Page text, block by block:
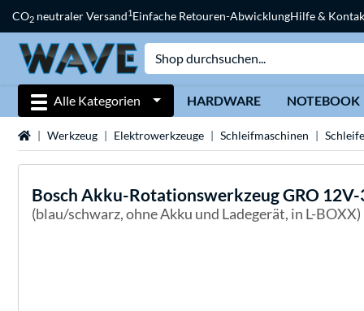
CO2 neutraler Versand1Einfache Retouren-AbwicklungHilfe &
Alle Kategorien HARDWARE NOTEBOOK
StartseiteWerkzeug Elektrowerkzeuge Schleifmaschinen
Bosch Akku-Rotationswerkzeug GRO
(blau/schwarz, ohne Akku und Ladegerät, in L-BOXX)